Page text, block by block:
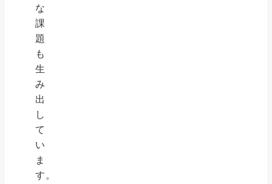
な
課
題
も
生
み
出
し
て
い
ま
す。